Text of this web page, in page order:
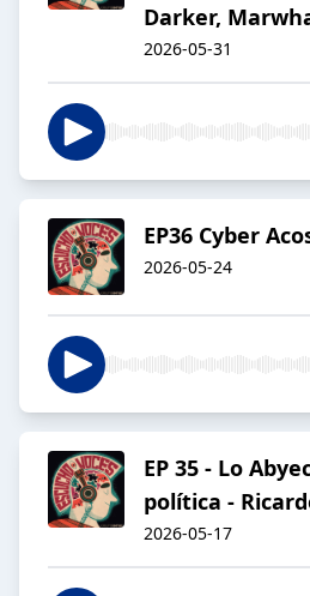
Darker,
2026-05-31
EP36 Cyber
2026-05-24
EP 35 - Lo
política -
2026-05-17